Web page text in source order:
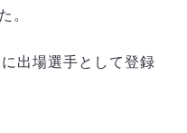
。
出場選手として登録